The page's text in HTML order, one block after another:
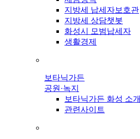
지방세 납세자보호관
지방세 상담챗봇
화성시 모범납세자
생활경제
보타닉가든
공원·녹지
보타닉가든 화성 소개
관련사이트